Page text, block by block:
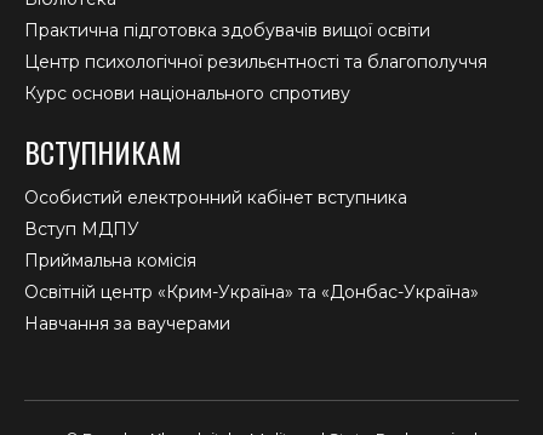
Практична підготовка здобувачів вищої освіти
Центр психологічної резильєнтності та благополуччя
Курс основи національного спротиву
ВСТУПНИКАМ
Особистий електронний кабінет вступника
Вступ МДПУ
Приймальна комісія
Освітній центр «Крим-Україна» та «Донбас-Україна»
Навчання за ваучерами